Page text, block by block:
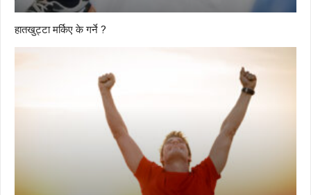
हातखुट्टा मर्किए के गर्ने ?